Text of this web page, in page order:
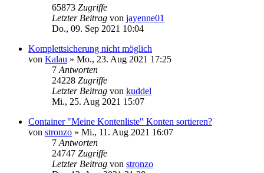
65873 Zugriffe
Letzter Beitrag von jayenne01
Do., 09. Sep 2021 10:04
Komplettsicherung nicht möglich
von Kalau » Mo., 23. Aug 2021 17:25
7 Antworten
24228 Zugriffe
Letzter Beitrag von kuddel
Mi., 25. Aug 2021 15:07
Container "Meine Kontenliste" Konten sortieren?
von stronzo » Mi., 11. Aug 2021 16:07
7 Antworten
24747 Zugriffe
Letzter Beitrag von stronzo